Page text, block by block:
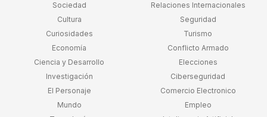
Sociedad
Cultura
Curiosidades
Economía
Ciencia y Desarrollo
Investigación
El Personaje
Mundo
Relaciones Internacionales
Seguridad
Turismo
Conflicto Armado
Elecciones
Ciberseguridad
Comercio Electronico
Empleo